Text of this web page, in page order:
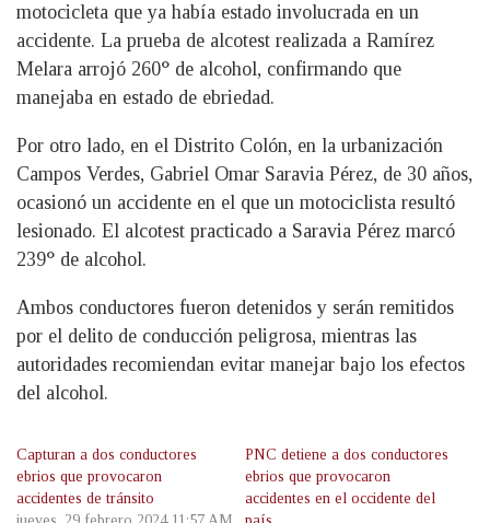
motocicleta que ya había estado involucrada en un
accidente. La prueba de alcotest realizada a Ramírez
Melara arrojó 260° de alcohol, confirmando que
manejaba en estado de ebriedad.
Por otro lado, en el Distrito Colón, en la urbanización
Campos Verdes, Gabriel Omar Saravia Pérez, de 30 años,
ocasionó un accidente en el que un motociclista resultó
lesionado. El alcotest practicado a Saravia Pérez marcó
239° de alcohol.
Ambos conductores fueron detenidos y serán remitidos
por el delito de conducción peligrosa, mientras las
autoridades recomiendan evitar manejar bajo los efectos
del alcohol.
Capturan a dos conductores
ebrios que provocaron
accidentes de tránsito
PNC detiene a dos conductores
ebrios que provocaron
accidentes en el occidente del